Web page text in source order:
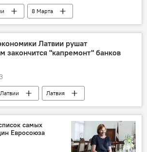
8 Марта
Латвии рушат
закончится "капремонт" банков
Латвия
Юрис Пайдерс
самых
Евросоюза